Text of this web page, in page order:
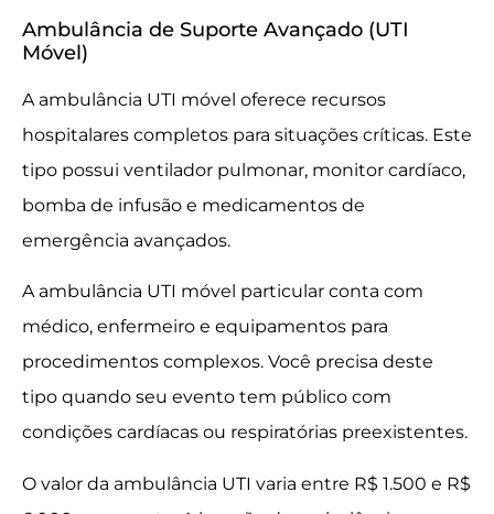
Ambulância de Suporte Avançado (UTI
Móvel)
A ambulância UTI móvel oferece recursos
hospitalares completos para situações críticas. Este
tipo possui ventilador pulmonar, monitor cardíaco,
bomba de infusão e medicamentos de
emergência avançados.
A ambulância UTI móvel particular conta com
médico, enfermeiro e equipamentos para
procedimentos complexos. Você precisa deste
tipo quando seu evento tem público com
condições cardíacas ou respiratórias preexistentes.
O valor da ambulância UTI varia entre R$ 1.500 e R$